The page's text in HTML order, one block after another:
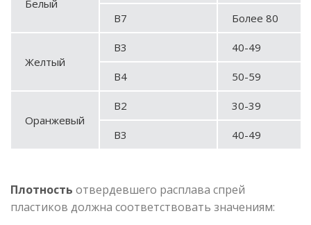
Белый
В7
Более 80
Желтый
В3 40-49
В4 50-59
Оранжевый
В2 30-39
В3 40-49
Плотность отвердевшего расплава спрей
пластиков должна соответствовать значениям: